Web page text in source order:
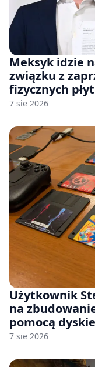
Meksyk idzie
związku z
fizycznych
7 sie 2026
Użytkownik
na
pomocą
7 sie 2026